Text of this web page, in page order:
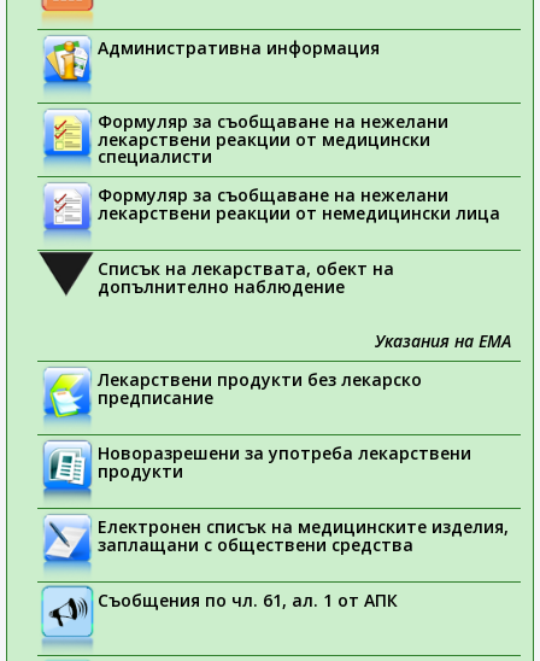
Административна информация
Формуляр за съобщаване на нежелани
лекарствени реакции от медицински
специалисти
Формуляр за съобщаване на нежелани
лекарствени реакции от немедицински лица
Списък на лекарствата, обект на
допълнително наблюдение
Указания на ЕМА
Лекарствени продукти без лекарско
предписание
Новоразрешени за употреба лекарствени
продукти
Електронен списък на медицинските изделия,
заплащани с обществени средства
Съобщения по чл. 61, ал. 1 от АПК